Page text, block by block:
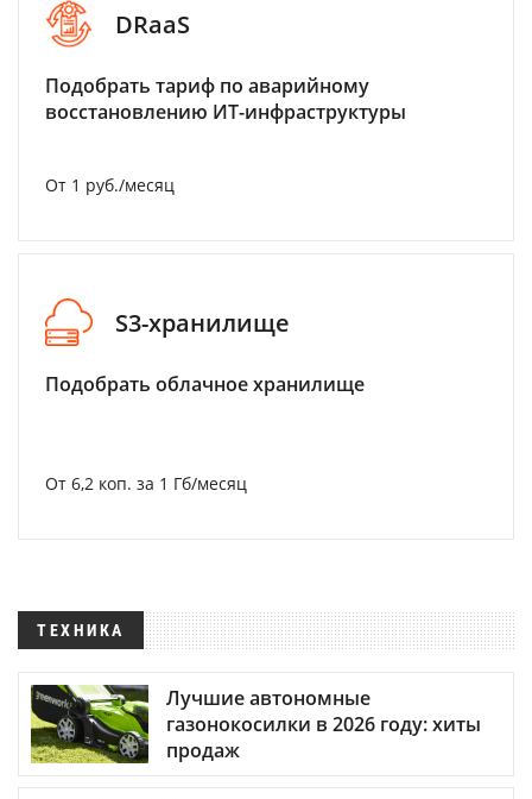
DRaaS
Подобрать тариф по аварийному
восстановлению ИТ-инфраструктуры
От 1 руб./месяц
S3-хранилище
Подобрать облачное хранилище
От 6,2 коп. за 1 Гб/месяц
ТЕХНИКА
Лучшие автономные
газонокосилки в 2026 году: хиты
продаж